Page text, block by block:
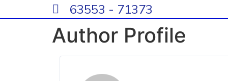
63553 - 71373
Author Profile